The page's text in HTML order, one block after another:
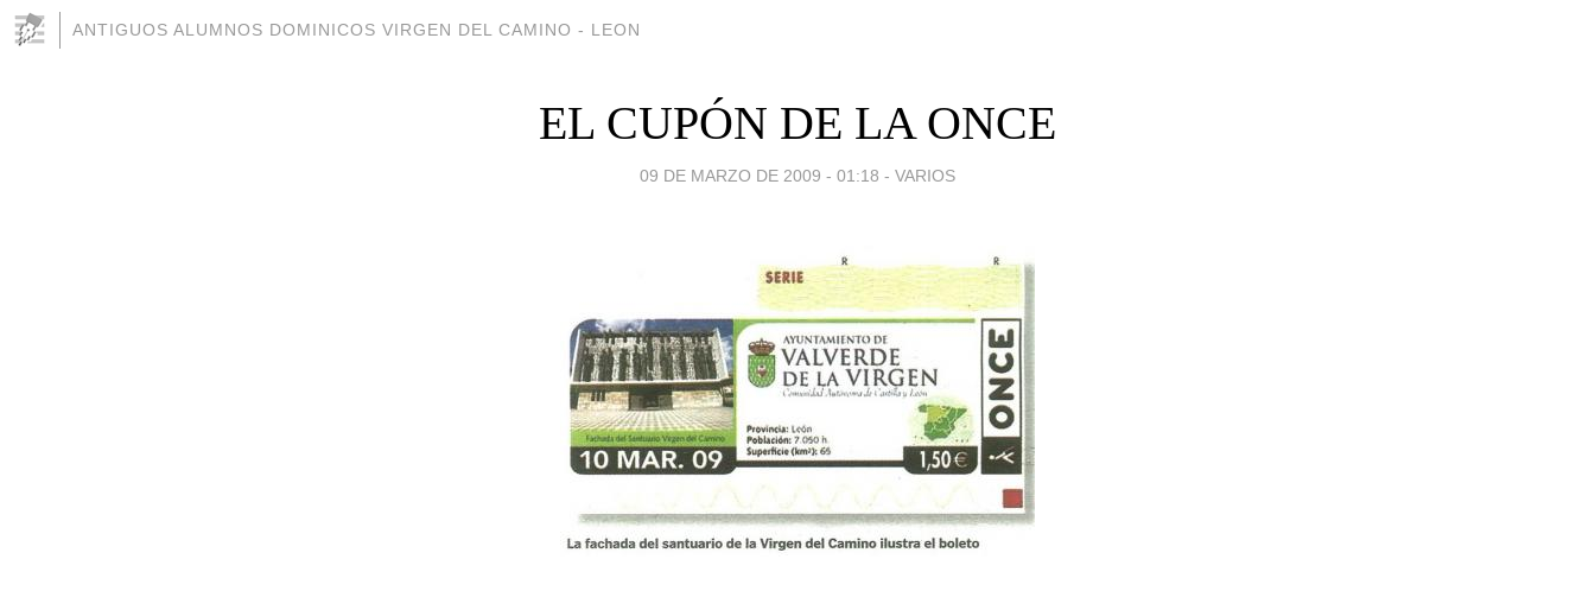
ANTIGUOS ALUMNOS DOMINICOS VIRGEN DEL CAMINO - LEON
EL CUPÓN DE LA ONCE
09 DE MARZO DE 2009 - 01:18 - VARIOS